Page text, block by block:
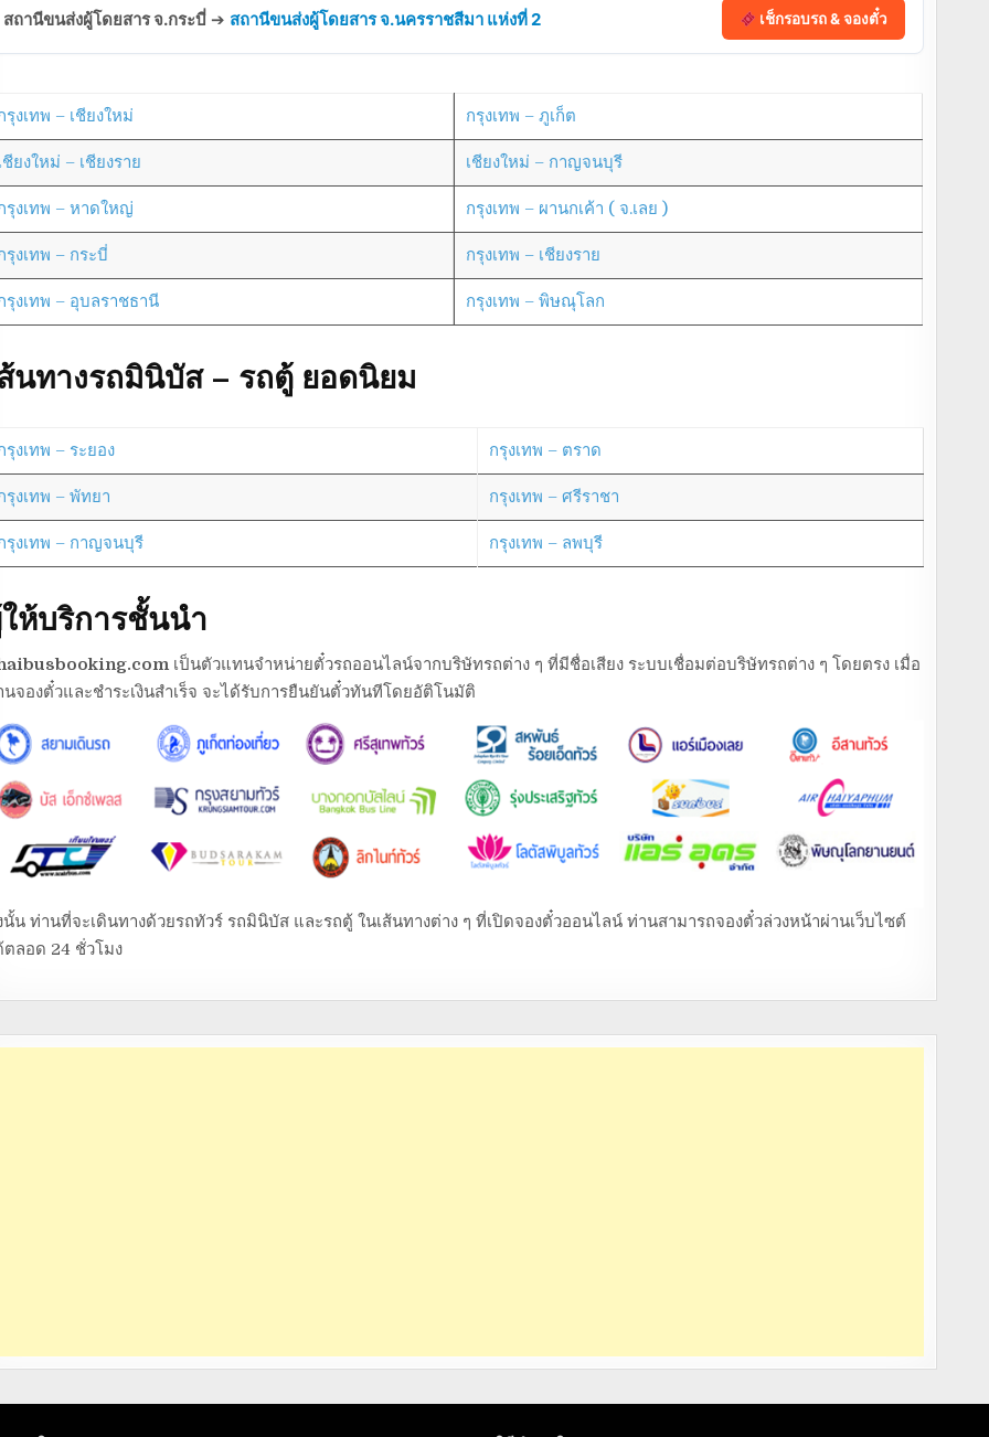
สถานีขนส่งผู้โดยสาร จ.กระบี่➔ สถานีขนส่งผู้โดยสาร จ.นครราชสีมา แห่งที่ 2 เช็กรอบรถ & จองตั๋ว
รุงเทพ – เชียงใหม่
ชียงใหม่ – เชียงราย
รุงเทพ – หาดใหญ่
รุงเทพ – กระบี่
รุงเทพ – อุบลราชธานี
กรุงเทพ – ภูเก็ต
เชียงใหม่ – กาญจนบุรี
กรุงเทพ – ผานกเค้า ( จ.เลย )
กรุงเทพ – เชียงราย
กรุงเทพ – พิษณุโลก
นทางรถมินิบัส – รถตู้ ยอดนิยม
รุงเทพ – ระยอง กรุงเทพ – ตราด
รุงเทพ – พัทยา กรุงเทพ – ศรีราชา
รุงเทพ – กาญจนบุรี กรุงเทพ – ลพบุรี
ห้บริการชั้นนำ
เป็นตัวแทนจำหน่ายตั๋วรถออนไลน์จากบริษัทรถต่าง ๆ ที่มีชื่อเสียง ระบบเชื่อมต่อบริษัทรถต่าง ๆ โดยตรง เมื่อ
นจองตั๋วและชำระเงินสำเร็จ จะได้รับการยืนยันตั๋วทันทีโดยอัติโนมัติ
นั้น ท่านที่จะเดินทางด้วยรถทัวร์ รถมินิบัส และรถตู้ ในเส้นทางต่าง ๆ ที่เปิดจองตั๋วออนไลน์ ท่านสามารถจองตั๋วล่วงหน้าผ่านเว็บไซต์
ตลอด 24 ชั่วโมง